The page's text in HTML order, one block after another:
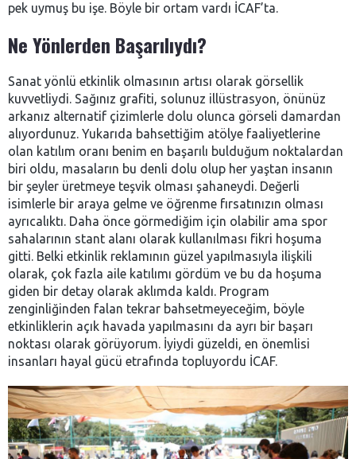
pek uymuş bu işe. Böyle bir ortam vardı İCAF’ta.
Ne Yönlerden Başarılıydı?
Sanat yönlü etkinlik olmasının artısı olarak görsellik
kuvvetliydi. Sağınız grafiti, solunuz illüstrasyon, önünüz
arkanız alternatif çizimlerle dolu olunca görseli damardan
alıyordunuz. Yukarıda bahsettiğim atölye faaliyetlerine
olan katılım oranı benim en başarılı bulduğum noktalardan
biri oldu, masaların bu denli dolu olup her yaştan insanın
bir şeyler üretmeye teşvik olması şahaneydi. Değerli
isimlerle bir araya gelme ve öğrenme fırsatınızın olması
ayrıcalıktı. Daha önce görmediğim için olabilir ama spor
sahalarının stant alanı olarak kullanılması fikri hoşuma
gitti. Belki etkinlik reklamının güzel yapılmasıyla ilişkili
olarak, çok fazla aile katılımı gördüm ve bu da hoşuma
giden bir detay olarak aklımda kaldı. Program
zenginliğinden falan tekrar bahsetmeyeceğim, böyle
etkinliklerin açık havada yapılmasını da ayrı bir başarı
noktası olarak görüyorum. İyiydi güzeldi, en önemlisi
insanları hayal gücü etrafında topluyordu İCAF.